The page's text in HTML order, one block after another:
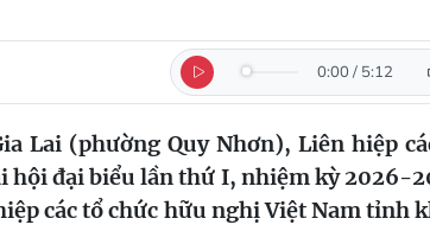
0:00 / 5:12
Lai (phường Quy Nhơn), Liên hiệp
đại biểu lần thứ I, nhiệm kỳ 2026-
các tổ chức hữu nghị Việt Nam tỉnh